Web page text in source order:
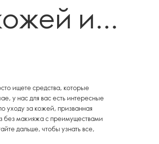
и
ищете средства, которые
у нас для вас есть интересные
уходу за кожей, призванная
без макияжа с преимуществами
дальше, чтобы узнать все,